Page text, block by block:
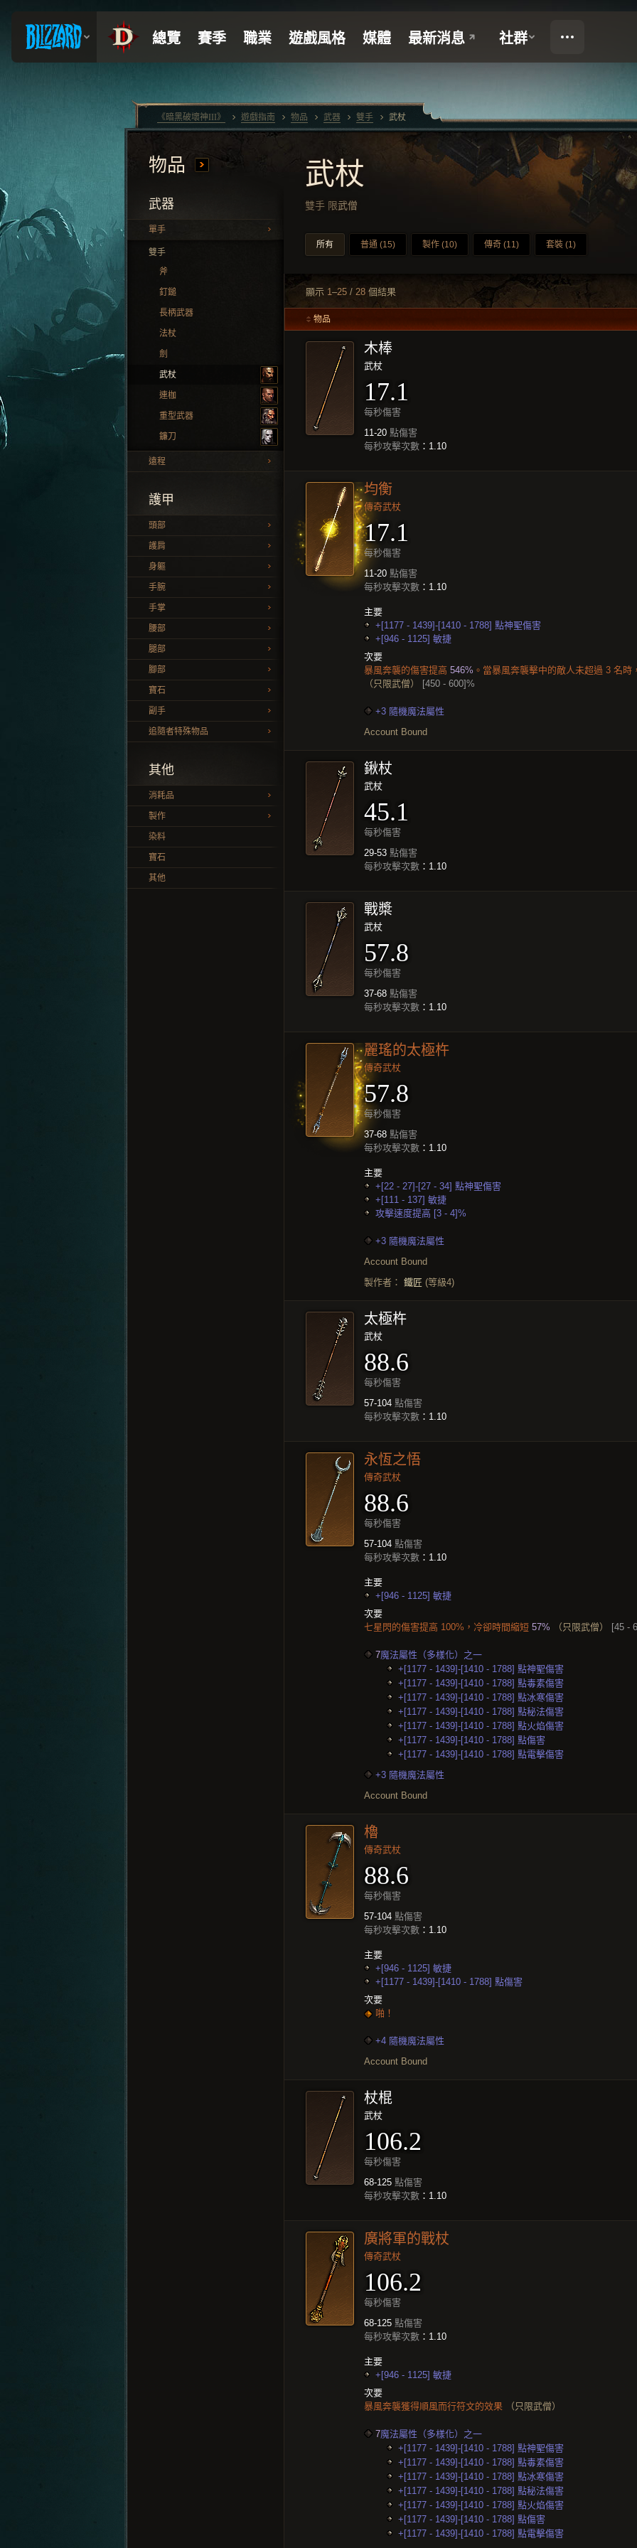
物品
武器
單手
雙手
斧
釘鎚
長柄武器
法杖
劍
武杖
連枷
重型武器
鐮刀
遠程
護甲
頭部
護肩
身軀
手腕
手掌
腰部
腿部
腳部
寶石
副手
追隨者特殊物品
其他
消耗品
製作
染料
寶石
其他
武杖
雙手 限武僧
所有 普通 (15) 製作 (10) 傳奇 (11) 套裝 (1)
顯示 1–25 / 28 個結果
物品
木棒
武杖
17.1
每秒傷害
11-20 點傷害
每秒攻擊次數 ：1.10
均衡
傳奇武杖
17.1
每秒傷害
11-20 點傷害
每秒攻擊次數 ：1.10
主要
+[1177 - 1439]-[1410 - 1788] 點神聖傷害
+[946 - 1125] 敏捷
次要
暴風奔襲的傷害提高 546% 。當暴風奔襲擊中的敵人未超過 3 名
（只限武僧）
[450 - 600]%
+3 隨機魔法屬性
Account Bound
鍬杖
武杖
45.1
每秒傷害
29-53 點傷害
每秒攻擊次數 ：1.10
戰槳
武杖
57.8
每秒傷害
37-68 點傷害
每秒攻擊次數 ：1.10
麗瑤的太極杵
傳奇武杖
57.8
每秒傷害
37-68 點傷害
每秒攻擊次數 ：1.10
主要
+[22 - 27]-[27 - 34] 點神聖傷害
+[111 - 137] 敏捷
攻擊速度提高 [3 - 4]%
+3 隨機魔法屬性
Account Bound
製作者： 鐵匠 (等級4)
太極杵
武杖
88.6
每秒傷害
57-104 點傷害
每秒攻擊次數 ：1.10
永恆之悟
傳奇武杖
88.6
每秒傷害
57-104 點傷害
每秒攻擊次數 ：1.10
主要
+[946 - 1125] 敏捷
次要
七星閃的傷害提高 100%，冷卻時間縮短 57% （只限武僧） [45 -
7魔法屬性（多樣化）之一
+[1177 - 1439]-[1410 - 1788] 點神聖傷害
+[1177 - 1439]-[1410 - 1788] 點毒素傷害
+[1177 - 1439]-[1410 - 1788] 點冰寒傷害
+[1177 - 1439]-[1410 - 1788] 點秘法傷害
+[1177 - 1439]-[1410 - 1788] 點火焰傷害
+[1177 - 1439]-[1410 - 1788] 點傷害
+[1177 - 1439]-[1410 - 1788] 點電擊傷害
+3 隨機魔法屬性
Account Bound
櫓
傳奇武杖
88.6
每秒傷害
57-104 點傷害
每秒攻擊次數 ：1.10
主要
+[946 - 1125] 敏捷
+[1177 - 1439]-[1410 - 1788] 點傷害
次要
啪！
+4 隨機魔法屬性
Account Bound
杖棍
武杖
106.2
每秒傷害
68-125 點傷害
每秒攻擊次數 ：1.10
廣將軍的戰杖
傳奇武杖
106.2
每秒傷害
68-125 點傷害
每秒攻擊次數 ：1.10
主要
+[946 - 1125] 敏捷
次要
暴風奔襲獲得順風而行符文的效果
（只限武僧）
7魔法屬性（多樣化）之一
+[1177 - 1439]-[1410 - 1788] 點神聖傷害
+[1177 - 1439]-[1410 - 1788] 點毒素傷害
+[1177 - 1439]-[1410 - 1788] 點冰寒傷害
+[1177 - 1439]-[1410 - 1788] 點秘法傷害
+[1177 - 1439]-[1410 - 1788] 點火焰傷害
+[1177 - 1439]-[1410 - 1788] 點傷害
+[1177 - 1439]-[1410 - 1788] 點電擊傷害
《暗黑破壞神III》 遊戲指南 物品 武器 雙手 武杖